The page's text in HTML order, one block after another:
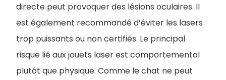
directe peut provoquer des lésions oculaires. Il
est également recommandé d’éviter les lasers
trop puissants ou non certifiés. Le principal
risque lié aux jouets laser est comportemental
plutôt que physique. Comme le chat ne peut